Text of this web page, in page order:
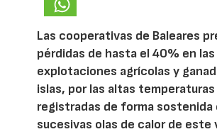
Las cooperativas de Baleares
pérdidas de hasta el 40% en las
explotaciones agrícolas y
islas, por las altas temperaturas
registradas de forma sostenida
sucesivas olas de calor de este